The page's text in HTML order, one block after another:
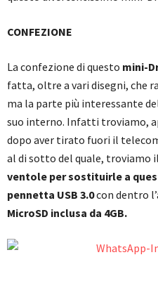
CONFEZIONE
La confezione di questo mini-
fatta, oltre a vari disegni, che
ma la parte più interessante
suo interno. Infatti troviamo,
dopo aver tirato fuori il
al di sotto del quale, troviamo
ventole per sostituirle a
pennetta USB 3.0con dentro
MicroSD inclusa da 4GB.